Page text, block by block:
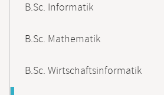
B.Sc. Informatik
B.Sc. Mathematik
B.Sc. Wirtschaftsinformatik